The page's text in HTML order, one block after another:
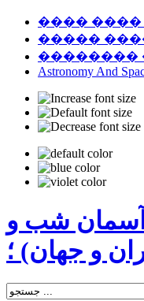
����
�����
��������
Astronomy And
آسمان شب و
و جهان) ؛